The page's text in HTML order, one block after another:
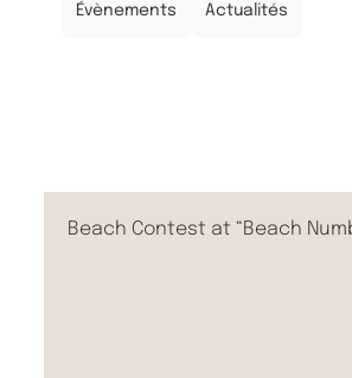
Évènements Actualités
Beach Contest at “Beach